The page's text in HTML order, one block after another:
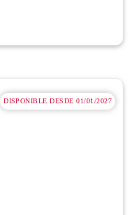
DISPONIBLE DESDE 01/01/2027